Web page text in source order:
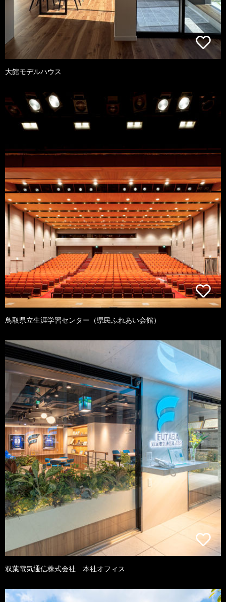
大館モデルハウス
鳥取県立生涯学習センター（県民ふれあい会館）
双葉電気通信株式会社 本社オフィス